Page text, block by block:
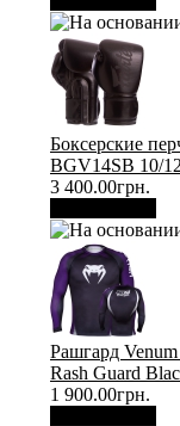
Боксерские
BGV14SB 10/
3 400.00грн.
Рашгард
Rash Guard
1 900.00грн.